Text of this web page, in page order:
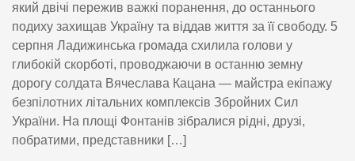
який двічі пережив важкі поранення, до останнього
подиху захищав Україну та віддав життя за її свободу. 5
серпня Ладижинська громада схилила голови у
глибокій скорботі, проводжаючи в останню земну
дорогу солдата Вячеслава Кацана — майстра екіпажу
безпілотних літальних комплексів Збройних Сил
України. На площі Фонтанів зібралися рідні, друзі,
побратими, представники […]